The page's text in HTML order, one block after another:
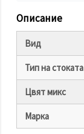
Описание
Вид
Тип на стоката
Цвят микс
Марка